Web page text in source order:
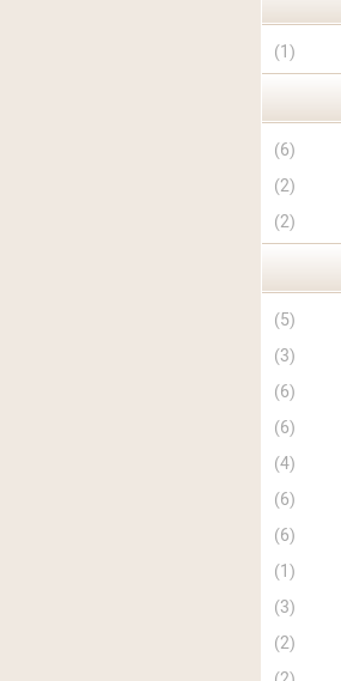
(
1
)
(
6
)
(
2
)
(
2
)
(
5
)
(
3
)
(
6
)
(
6
)
(
4
)
(
6
)
(
6
)
(
1
)
(
3
)
(
2
)